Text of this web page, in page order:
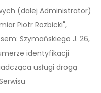
(dalej Administrator)
Piotr Rozbicki",
Szymańskiego J. 26,
identyfikacji
usługi drogą